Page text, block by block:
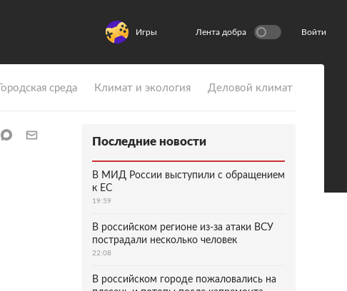
Игры Лента добра Войти
Городская среда Климат и экология Деловой климат
Последние новости
В МИД России выступили с обращением
к ЕС
19:59
В российском регионе из-за атаки ВСУ
пострадали несколько человек
22:08
В российском городе пожаловались на